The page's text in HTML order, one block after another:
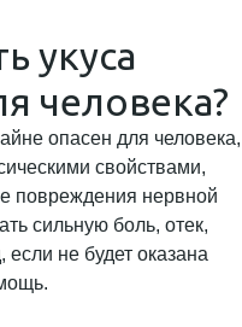
укуса
человека?
опасен для человека,
свойствами,
повреждения нервной
сильную боль, отек,
не будет оказана